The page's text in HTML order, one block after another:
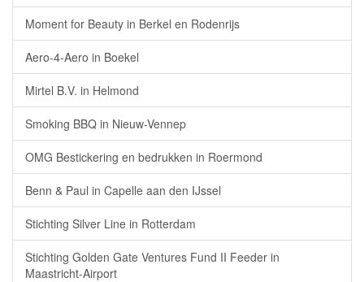
Moment for Beauty in Berkel en Rodenrijs
Aero-4-Aero in Boekel
Mirtel B.V. in Helmond
Smoking BBQ in Nieuw-Vennep
OMG Bestickering en bedrukken in Roermond
Benn & Paul in Capelle aan den IJssel
Stichting Silver Line in Rotterdam
Stichting Golden Gate Ventures Fund II Feeder in
Maastricht-Airport